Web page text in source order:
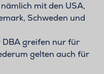
mit den USA,
Schweden und
DBA greifen nur für
gelten auch für